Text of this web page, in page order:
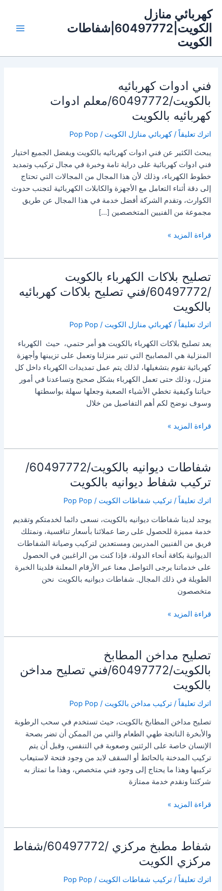
المحتوى
كهربائي منازل
الكويت|60497772|شفاطات
الكويت
فني ادوات كهربائيه
بالكويت/60497772/معلم ادوات
كهربائيه بالكويت
اترك تعليقاً /كهربائي منازل الكويت /
Pop Pop
يبحث الكثير عن فني ادوات كهربائيه بالكويت ويفضل الجميع اختيار
فني ادوات كهربائية على دراية تامة وخبرة في مجال تركيب وتمديد
خطوط الكهرباء، وذلك لأن هذا المجال من المجالات التي تحتاج
إلى دقة أثناء التعامل مع الأجهزة والكابلات الكهربائية لتجنب حدوث
الكوارث، وتقدم الشركة أفضل خدمة في هذا المجال عن طريق
مجموعة من الفنيين المتخصصين […]
فني
كهربائيه
معلم
ادوات
كهربائيه
قراءة المزيد »
تصليح بلاكات الكهرباء بالكويت
/60497772/فني تصليح بلاكات كهربائيه
بالكويت
اترك تعليقاً /كهربائي منازل الكويت /
Pop Pop
يعد تصليح بلاكات الكهرباء بالكويت هو أمر حتمي، حيث الكهرباء
المنزلية هي المصابيح التي تنير منزلنا وتعمل على تزيينها وأجهزة
كهربائية تقوم بتشغيلها، لذلك يتم عمل تمديدات الكهرباء داخل كل
منزل، وذلك حتى تعمل الكهرباء بشكل صحيح وتساعدنا في أمور
حياتنا وكيفية تخطي الأشياء الصعبة وجعلها سهلة بواسطتها
وسوف نوضح لكم أهم التفاصيل من خلال
تصليح
الكهرباء
بالكويت
/60497772/
فني
تصليح
كهربائيه
بالكويت
قراءة المزيد »
شفاطات ديوانيه بالكويت/60497772/
تركيب شفاط ديوانيه بالكويت
اترك تعليقاً /تركيب شفاطات الكويت /
Pop Pop
يوجد لدينا شفاطات ديوانيه بالكويت، نسعى دائما لخدمتكم وتقديم
خدمة مميزة للحصول على رضا عملائنا بأسعار تنافسية، ونمتلك
فريق من الفنيين المدربين ومستعدين لتركيب وصيانة الشفاطات
الديوانية بكافة أنحاء الدولة، فإذا كنت من الراغبين في الحصول
على خدماتنا يرجى التواصل معنا عبر الأرقام المعلنة فلدينا الخبرة
الطويلة في ذلك المجال. شفاطات ديوانيه بالكويت نحن
متخصصون
شفاطات
بالكويت/60497772/
تركيب
شفاط
ديوانيه
بالكويت
قراءة المزيد »
تصليح مداخن المطابخ
بالكويت/60497772/فني تصليح مداخن
بالكويت
اترك تعليقاً /تركيب مداخن بالكويت /
Pop Pop
تصليح مداخن المطابخ بالكويت، حيث تستخدم في سحب الرطوبة
والأبخرة الناتجة طهي الطعام والتي من الممكن أن تضر بصحة
الإنسان خاصة على الرئتين وصعوبة في التنفس، وقبل أن يتم
تركيب المدخنة بالحائط أو السقف لابد من وجود فتحة لاستيعاب
تركيبها وهذا ما يحتاج إلى وجود فني متخصص، وهذا ما تمتاز به
شركتنا ونقدم خدمة ممتازة
تصليح
المطابخ
فني
تصليح
مداخن
قراءة المزيد »
شفاط مطبخ مركزي /60497772/شفاط
مركزي الكويت
اترك تعليقاً /تركيب شفاطات الكويت /
Pop Pop